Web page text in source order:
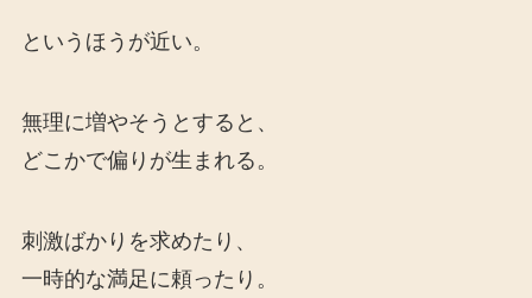
というほうが近い。
無理に増やそうとすると、
どこかで偏りが生まれる。
刺激ばかりを求めたり、
一時的な満足に頼ったり。